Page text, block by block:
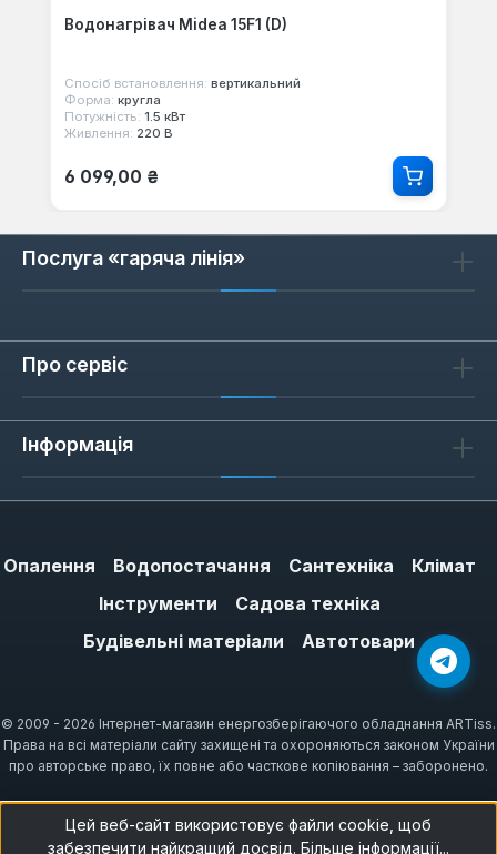
Водонагрівач Midea 15F1 (D)
Спосіб встановлення: вертикальний
Форма: кругла
Потужність: 1.5 кВт
Живлення: 220 В
Звичайна ціна:
6 099,00 ₴
Послуга «гаряча лінія»
Про сервіс
Інформація
Опалення Водопостачання Сантехніка
Клімат
Інструменти
Садова техніка
Будівельні матеріали
Автотовари
© 2009 - 2026 Інтернет-магазин енергозберігаючого обладнання ARTiss.
Права на всі матеріали сайту захищені та охороняються законом України
про авторське право, їх повне або часткове копіювання – заборонено.
Цей веб-сайт використовує файли cookie, щоб
забезпечити найкращий досвід. Більше інформації...